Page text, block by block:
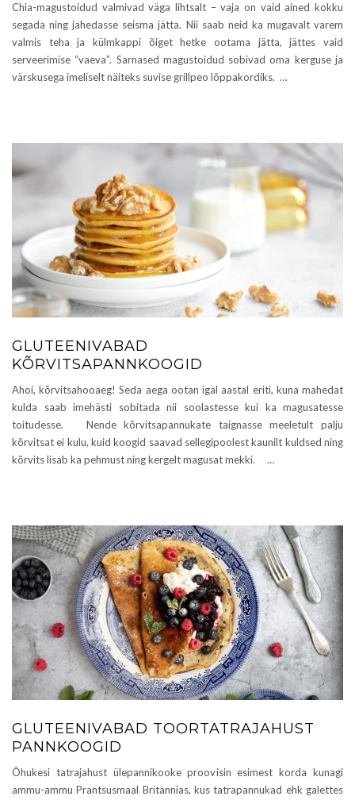
Chia-magustoidud valmivad väga lihtsalt – vaja on vaid ained kokku
segada ning jahedasse seisma jätta. Nii saab neid ka mugavalt varem
valmis teha ja külmkappi õiget hetke ootama jätta, jättes vaid
serveerimise “vaeva”. Sarnased magustoidud sobivad oma kerguse ja
värskusega imeliselt näiteks suvise grillpeo lõppakordiks. …
GLUTEENIVABAD
KÕRVITSAPANNKOOGID
Ahoi, kõrvitsahooaeg! Seda aega ootan igal aastal eriti, kuna mahedat
kulda saab imehästi sobitada nii soolastesse kui ka magusatesse
toitudesse. Nende kõrvitsapannukate taignasse meeletult palju
kõrvitsat ei kulu, kuid koogid saavad sellegipoolest kaunilt kuldsed ning
kõrvits lisab ka pehmust ning kergelt magusat mekki. …
GLUTEENIVABAD TOORTATRAJAHUST
PANNKOOGID
Õhukesi tatrajahust ülepannikooke proovisin esimest korda kunagi
ammu-ammu Prantsusmaal Britannias, kus tatrapannukad ehk galettes